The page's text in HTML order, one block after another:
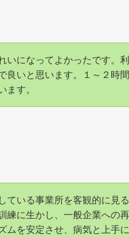
いになってよかったです。
良いと思います。１～２時
ます。
ている事業所を客観的に見
練に生かし、一般企業への
ムを安定させ、病気と上手